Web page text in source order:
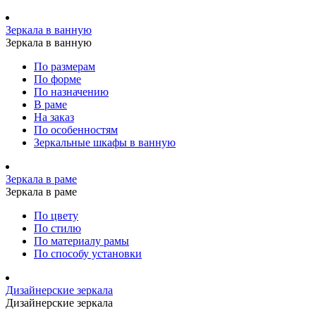
Зеркала в ванную
Зеркала в ванную
По размерам
По форме
По назначению
В раме
На заказ
По особенностям
Зеркальные шкафы в ванную
Зеркала в раме
Зеркала в раме
По цвету
По стилю
По материалу рамы
По способу установки
Дизайнерские зеркала
Дизайнерские зеркала